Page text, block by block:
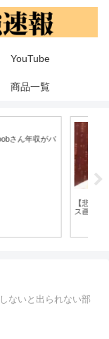
YouTube
商品一覧
ないと出られない部